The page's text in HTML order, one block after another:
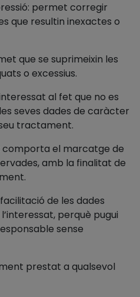
permet corregir
que resultin inexactes o
que se suprimeixin les
o excessius.
al fet que no es
seves dades de caràcter
tractament.
el marcatge de
amb la finalitat de
de les dades
perquè pugui
sense
prestat a qualsevol